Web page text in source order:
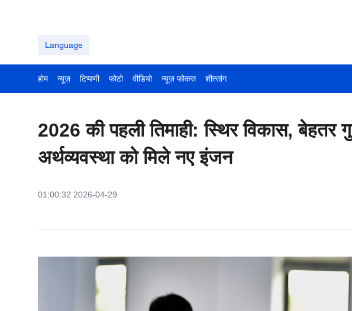
Language
होम न्यूज़ टिप्पणी फोटो वीडियो न्यूज़ फोकस शीत्सांग
2026 की पहली तिमाही: स्थिर विकास, बेहतर
अर्थव्यवस्था को मिले नए इंजन
01:00:32 2026-04-29